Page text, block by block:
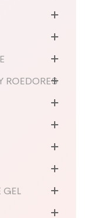
ROEDORES